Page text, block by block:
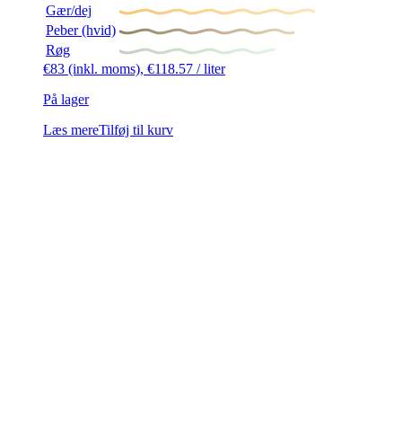
Gær/dej
Peber (hvid)
Røg
€83 (inkl. moms), €118.57 / liter
På lager
Læs mereTilføj til kurv